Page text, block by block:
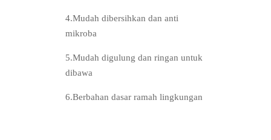
4.Mudah dibersihkan dan anti
mikroba
5.Mudah digulung dan ringan untuk
dibawa
6.Berbahan dasar ramah lingkungan